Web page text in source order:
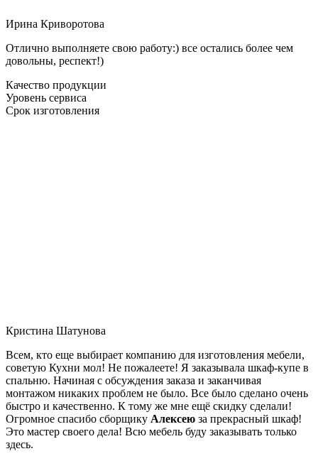
Ирина Криворотова
Отлично выполняете свою работу:) все остались более чем
довольны, респект!)
Качество продукции
Уровень сервиса
Срок изготовления
Кристина Шатунова
Всем, кто еще выбирает компанию для изготовления мебели,
советую Кухни мол! Не пожалеете! Я заказывала шкаф-купе в
спальню. Начиная с обсуждения заказа и заканчивая
монтажом никаких проблем не было. Все было сделано очень
быстро и качественно. К тому же мне ещё скидку сделали!
Огромное спасибо сборщику Алексею за прекрасный шкаф!
Это мастер своего дела! Всю мебель буду заказывать только
здесь.